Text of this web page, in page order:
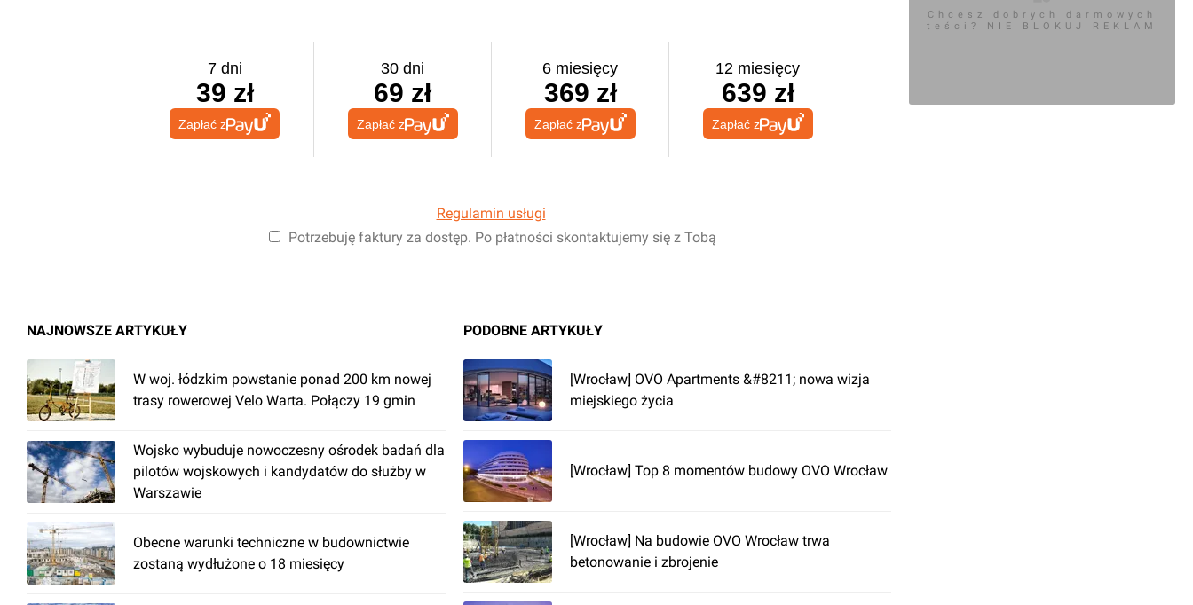
7 dni
39 zł
Zapłać z
30 dni
69 zł
Zapłać z
6 miesięcy
369 zł
Zapłać z
12 miesięcy
639 zł
Zapłać z
Regulamin usługi
Potrzebuję faktury za dostęp. Po płatności skontaktujemy się z Tobą
NAJNOWSZE ARTYKUŁY
W woj. łódzkim powstanie ponad 200 km nowej
trasy rowerowej Velo Warta. Połączy 19 gmin
Wojsko wybuduje nowoczesny ośrodek badań dla
pilotów wojskowych i kandydatów do służby w
Warszawie
Obecne warunki techniczne w budownictwie
zostaną wydłużone o 18 miesięcy
PODOBNE ARTYKUŁY
[Wrocław] OVO Apartments &#8211; nowa wizja
miejskiego życia
[Wrocław] Top 8 momentów budowy OVO Wrocław
[Wrocław] Na budowie OVO Wrocław trwa
betonowanie i zbrojenie
Chcesz dobrych darmowych
teści? NIE BLOKUJ REKLAM